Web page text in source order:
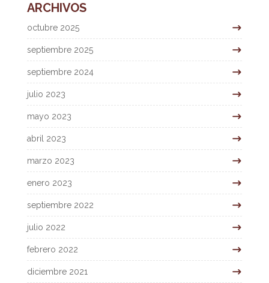
ARCHIVOS
octubre 2025
septiembre 2025
septiembre 2024
julio 2023
mayo 2023
abril 2023
marzo 2023
enero 2023
septiembre 2022
julio 2022
febrero 2022
diciembre 2021